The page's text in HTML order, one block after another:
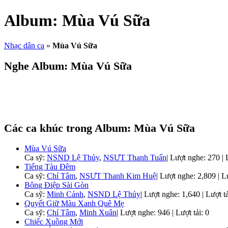
Album: Mùa Vú Sữa
Nhạc dân ca » Mùa Vú Sữa
Nghe Album: Mùa Vú Sữa
Các ca khúc trong Album: Mùa Vú Sữa
Mùa Vú Sữa
Ca sỹ: NSND Lệ Thủy, NSƯT Thanh Tuấn| Lượt nghe: 270 |
Tiếng Tàu Đêm
Ca sỹ: Chí Tâm, NSƯT Thanh Kim Huệ| Lượt nghe: 2,809 |
Bông Điệp Sài Gòn
Ca sỹ: Minh Cảnh, NSND Lệ Thủy| Lượt nghe: 1,640 | Lượt
Quyết Giữ Màu Xanh Quê Mẹ
Ca sỹ: Chí Tâm, Minh Xuân| Lượt nghe: 946 | Lượt tải: 0
Chiếc Xuồng Mới